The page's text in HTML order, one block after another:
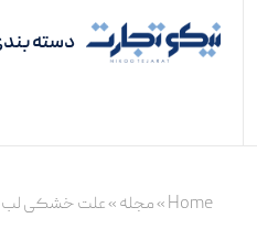
دسته
Home
»مجله»علت خشکی لب و